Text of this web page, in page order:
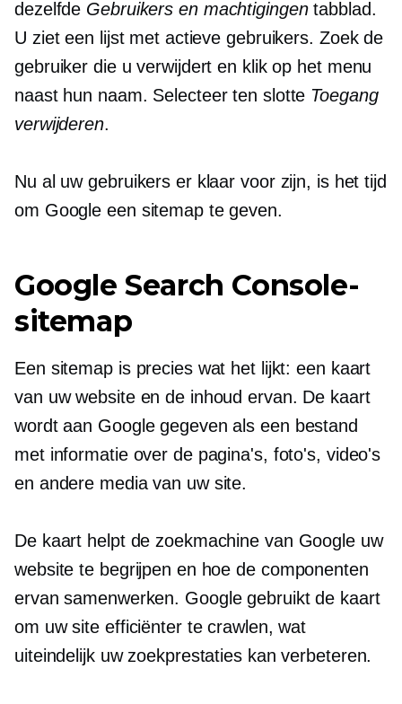
dezelfde Gebruikers en machtigingentabblad.
U ziet een lijst met actieve gebruikers. Zoek de
gebruiker die u verwijdert en klik op het menu
naast hun naam. Selecteer ten slotte Toegang
verwijderen.
Nu al uw gebruikers er klaar voor zijn, is het tijd
om Google een sitemap te geven.
Google Search Console-
sitemap
Een sitemap is precies wat het lijkt: een kaart
van uw website en de inhoud ervan. De kaart
wordt aan Google gegeven als een bestand
met informatie over de pagina's, foto's, video's
en andere media van uw site.
De kaart helpt de zoekmachine van Google uw
website te begrijpen en hoe de componenten
ervan samenwerken. Google gebruikt de kaart
om uw site efficiënter te crawlen, wat
uiteindelijk uw zoekprestaties kan verbeteren.